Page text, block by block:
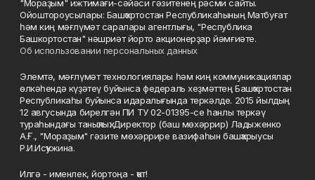
"Мораҙым" ижтимағи-сәйәси гәзитенең рәсми сайты.
Ойоштороусылары: Башҡортостан Республикаһының Матбуғат
һәм киң мәғлүмәт саралары агентлығы, "Республика
Башкортостан" нәшриәт йорто акционерҙар йәмғиәте.
Об использовании персональных данных
Элемтә, мәғлүмәт технологиялары һәм киң коммуникациялар
өлкәһендә күҙәтеү буйынса федераль хеҙмәттең Башҡортостан
Республикаһы буйынса идаралығында теркәлде. 2015 йылдың
12 авгусында бирелгән ПИ ТУ 02-01395-се һанлы теркәү
тураһындағы таныҡлыҡ. Директор (баш мөхәррир) Ладыженко
А.Ғ., "Мораҙым" гәзите мөхәррире вазифаһын башҡарыусы
Р.И.Исҡужина.
Илгә - именлек, йортоңа - ҡот!